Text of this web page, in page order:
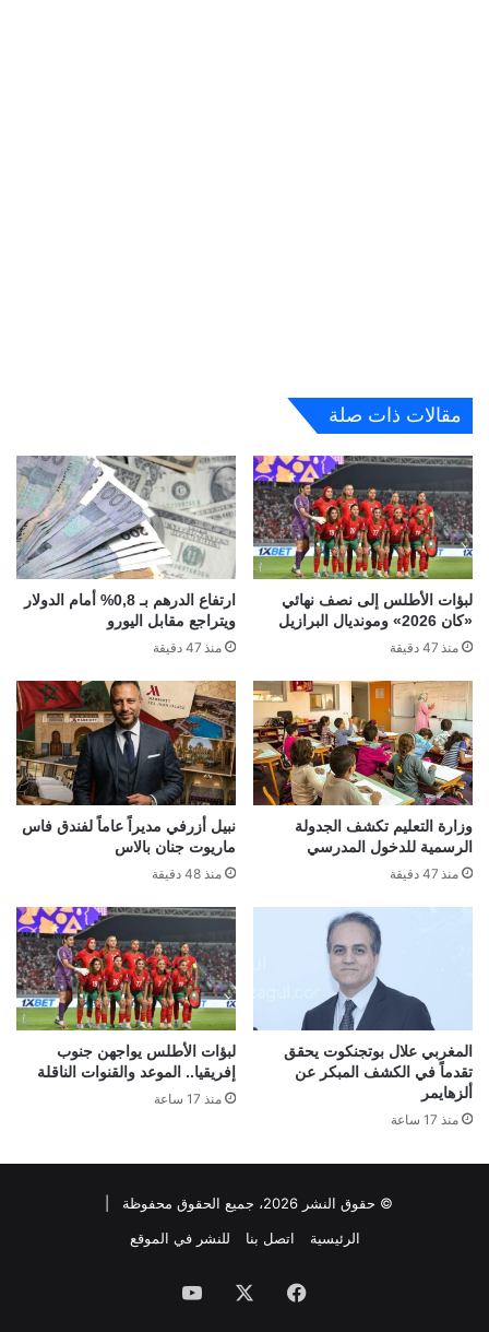
مقالات ذات صلة
لبؤات الأطلس إلى نصف نهائي
«كان 2026» ومونديال البرازيل
منذ 47 دقيقة
ارتفاع الدرهم بـ 0,8% أمام الدولار
ويتراجع مقابل اليورو
منذ 47 دقيقة
وزارة التعليم تكشف الجدولة
الرسمية للدخول المدرسي
منذ 47 دقيقة
نبيل أزرفي مديراً عاماً لفندق فاس
ماريوت جنان بالاس
منذ 48 دقيقة
المغربي علال بوتجنكوت يحقق
تقدماً في الكشف المبكر عن
ألزهايمر
منذ 17 ساعة
لبؤات الأطلس يواجهن جنوب
إفريقيا.. الموعد والقنوات الناقلة
منذ 17 ساعة
© حقوق النشر 2026، جميع الحقوق محفوظة |
الرئيسية
اتصل بنا للنشر في الموقع
فيسبوك